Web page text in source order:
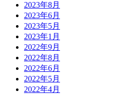
2023年8月
2023年6月
2023年5月
2023年1月
2022年9月
2022年8月
2022年6月
2022年5月
2022年4月